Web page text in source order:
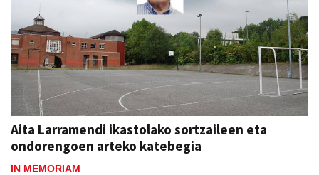
Aita Larramendi ikastolako sortzaileen eta
ondorengoen arteko katebegia
IN MEMORIAM